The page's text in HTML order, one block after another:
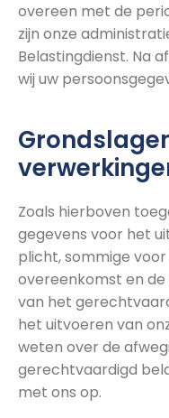
overeen met de
zijn onze
Belastingdienst. Na
wij uw
Zoals hierboven
gegevens voor het
plicht, sommige
overeenkomst en
van het
het uitvoeren van
weten over de
gerechtvaardigd
met ons op.